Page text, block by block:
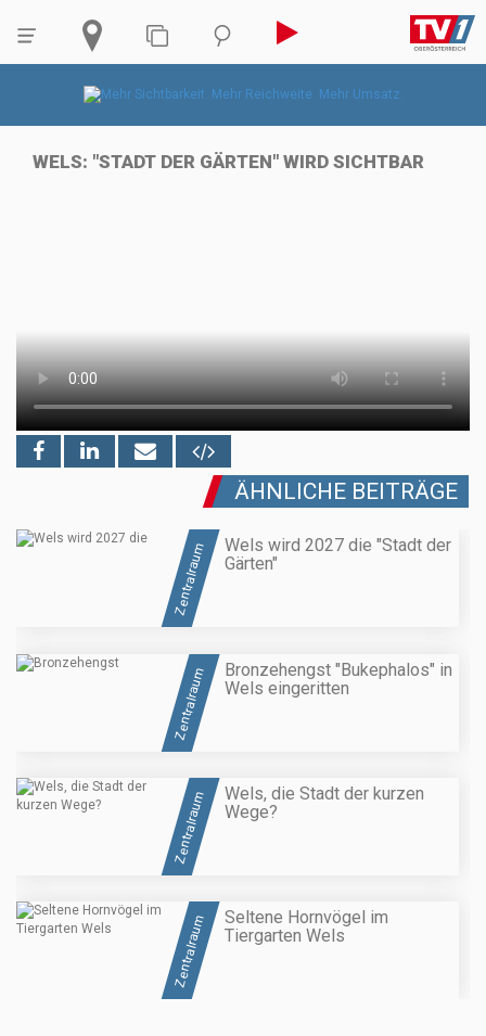
WELS: "STADT DER GÄRTEN" WIRD SICHTBAR
ÄHNLICHE BEITRÄGE
Zentralraum
Wels wird 2027 die "Stadt der
Gärten"
Zentralraum
Bronzehengst "Bukephalos" in
Wels eingeritten
Zentralraum
Wels, die Stadt der kurzen
Wege?
Zentralraum
Seltene Hornvögel im
Tiergarten Wels